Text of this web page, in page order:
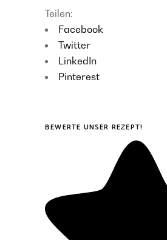
Teilen:
Facebook
Twitter
LinkedIn
Pinterest
BEWERTE UNSER REZEPT!